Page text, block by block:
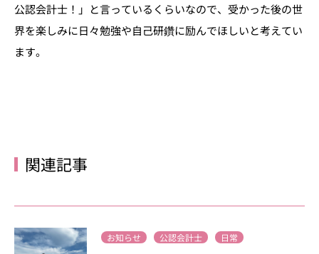
公認会計士！」と言っているくらいなので、受かった後の世
界を楽しみに日々勉強や自己研鑽に励んでほしいと考えてい
ます。
関連記事
お知らせ 公認会計士 日常